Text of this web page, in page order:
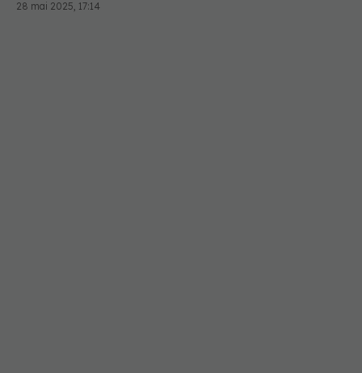
28 mai 2025, 17:14